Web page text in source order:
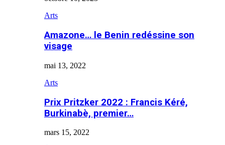
Arts
Amazone… le Benin redéssine son
visage
mai 13, 2022
Arts
Prix Pritzker 2022 : Francis Kéré,
Burkinabè, premier…
mars 15, 2022